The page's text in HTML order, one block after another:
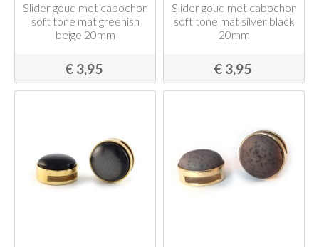
Slider goud met cabochon
soft tone mat greenish
beige 20mm
€ 3,95
Slider goud met cabochon
soft tone mat silver black
20mm
€ 3,95